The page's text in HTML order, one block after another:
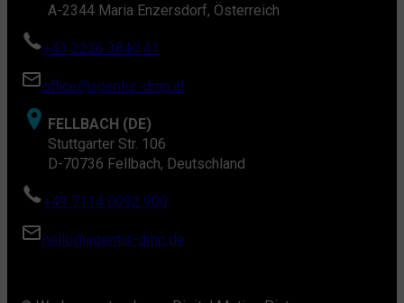
A-2344 Maria Enzersdorf, Österreich
+43 2236 3840 41
office@agentur-dmp.at
FELLBACH (DE)
Stuttgarter Str. 106
D-70736 Fellbach, Deutschland
+49 7114 0092 900
hello@agentur-dmp.de